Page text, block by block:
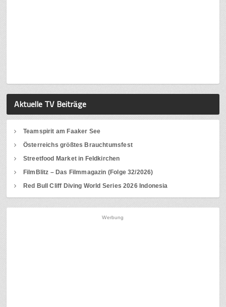
Aktuelle TV Beiträge
Teamspirit am Faaker See
Österreichs größtes Brauchtumsfest
Streetfood Market in Feldkirchen
FilmBlitz – Das Filmmagazin (Folge 32/2026)
Red Bull Cliff Diving World Series 2026 Indonesia
Werbung